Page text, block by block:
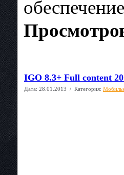
IGO 8.3+ Full content
Дата: 28.01.2013 / Категория: